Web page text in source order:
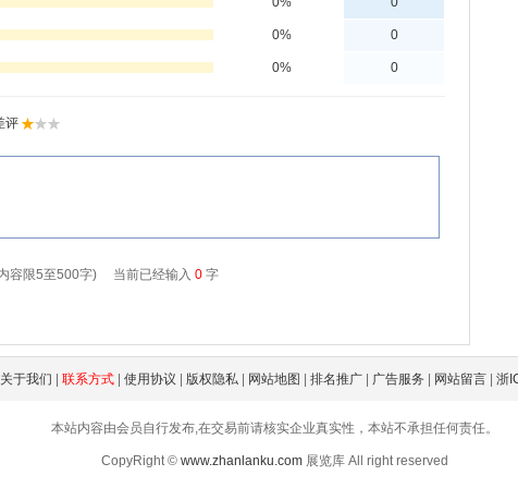
关于我们 | 联系方式 | 使用协议 | 版权隐私 | 网站地图 | 排名推广 | 广告服务 | 网站留言 | 浙
本站内容由会员自行发布,在交易前请核实企业真实性，本站不承担任何责任。
CopyRight © www.zhanlanku.com展览库 All right reserved